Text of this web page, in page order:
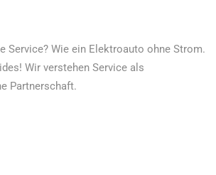
Service? Wie ein Elektroauto ohne Strom.
Wir verstehen Service als
Partnerschaft.